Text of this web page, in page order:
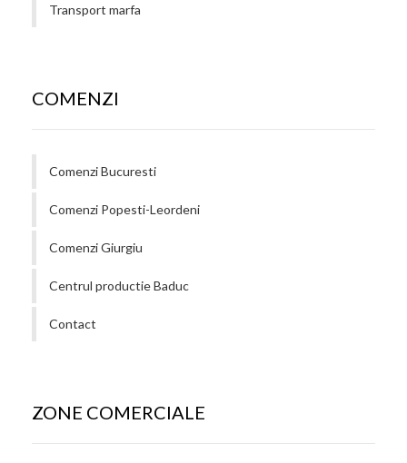
Transport marfa
COMENZI
Comenzi Bucuresti
Comenzi Popesti-Leordeni
Comenzi Giurgiu
Centrul productie Baduc
Contact
ZONE COMERCIALE